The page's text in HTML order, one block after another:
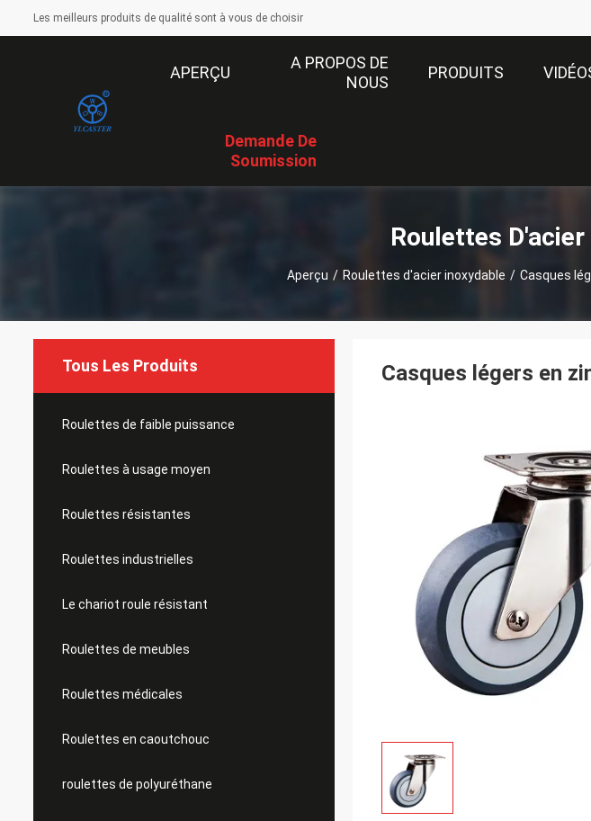
Les meilleurs produits de qualité sont à vous de choisir
APERÇU
A PROPOS DE
NOUS
PRODUITS
Demande De
Soumission
Roulettes
Aperçu / Roulettes d'acier inoxydable / Casques
Tous Les Produits
Roulettes de faible puissance
Roulettes à usage moyen
Roulettes résistantes
Roulettes industrielles
Le chariot roule résistant
Roulettes de meubles
Roulettes médicales
Roulettes en caoutchouc
roulettes de polyuréthane
Casques légers en